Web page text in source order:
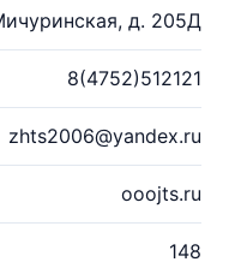
д. 205Д
8(4752)512121
zhts2006@yandex.ru
ooojts.ru
148